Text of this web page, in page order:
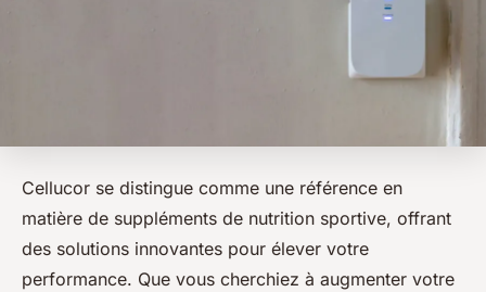
Cellucor se distingue comme une référence en
matière de suppléments de nutrition sportive, offrant
des solutions innovantes pour élever votre
performance. Que vous cherchiez à augmenter votre